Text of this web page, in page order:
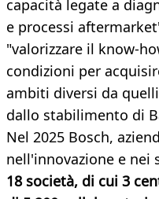
capacità legate a
e processi
"valorizzare il know-
condizioni per
ambiti diversi da
dallo stabilimento di
Nel 2025 Bosch,
nell'innovazione e nei
18 società, di cui 3